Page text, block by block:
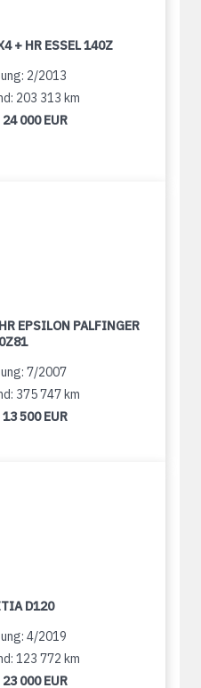
+ HR ESSEL 140Z
2/2013
203 313 km
24 000 EUR
EPSILON PALFINGER
7/2007
375 747 km
13 500 EUR
D120
4/2019
123 772 km
23 000 EUR